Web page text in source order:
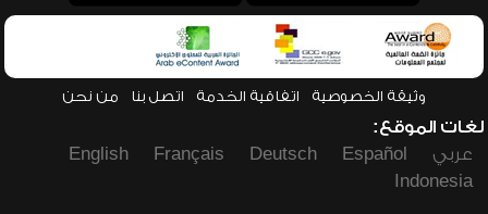
وثيقة الخصوصية اتفاقية الخدمة اتصل بنا من نحن
لغات الموقع:
عربي
Español
Deutsch
Français
English
Indonesia